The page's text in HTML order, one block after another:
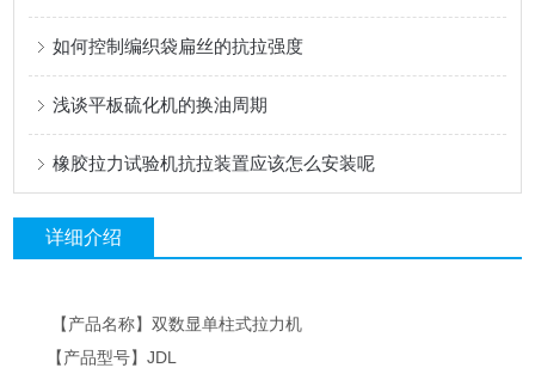
如何控制编织袋扁丝的抗拉强度
浅谈平板硫化机的换油周期
橡胶拉力试验机抗拉装置应该怎么安装呢
详细介绍
【产品名称】双数显单柱式拉力机
【产品型号】JDL